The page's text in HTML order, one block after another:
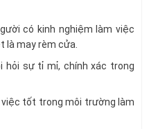
có kinh nghiệm làm việc
là may rèm cửa.
hỏi sự tỉ mỉ, chính xác trong
việc tốt trong môi trường làm